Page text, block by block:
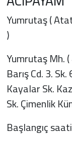
Yumrutaş (
)
Yumrutaş Mh.
Barış Cd. 3.
Kayalar Sk.
Sk. Çimenlik
Başlangıç